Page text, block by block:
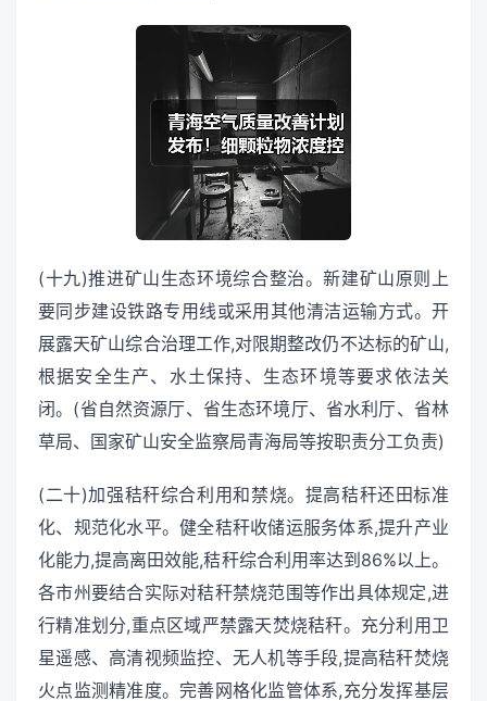
(十九)推进矿山生态环境综合整治。新建矿山原则上
要同步建设铁路专用线或采用其他清洁运输方式。开
展露天矿山综合治理工作,对限期整改仍不达标的矿山,
根据安全生产、水土保持、生态环境等要求依法关
闭。(省自然资源厅、省生态环境厅、省水利厅、省林
草局、国家矿山安全监察局青海局等按职责分工负责)
(二十)加强秸秆综合利用和禁烧。提高秸秆还田标准
化、规范化水平。健全秸秆收储运服务体系,提升产业
化能力,提高离田效能,秸秆综合利用率达到86%以上。
各市州要结合实际对秸秆禁烧范围等作出具体规定,进
行精准划分,重点区域严禁露天焚烧秸秆。充分利用卫
星遥感、高清视频监控、无人机等手段,提高秸秆焚烧
火点监测精准度。完善网格化监管体系,充分发挥基层